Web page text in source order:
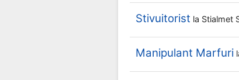
Stivuitorist la Stialmet
Manipulant Marfuri